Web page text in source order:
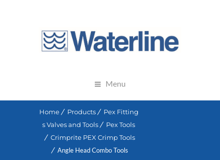
Menu
Home Products
Pex Fitting
s Valves and Tools
Pex Tools
Crimprite PEX Crimp Tools
Angle Head Combo Tools